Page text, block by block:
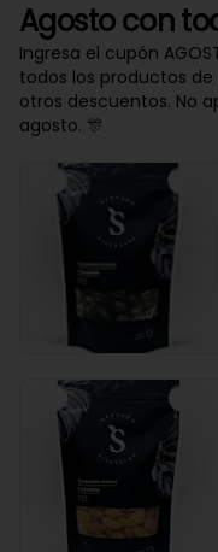
Agosto con
Ingresa el cupón
todos los productos
otros descuentos. No
agosto. 🎊